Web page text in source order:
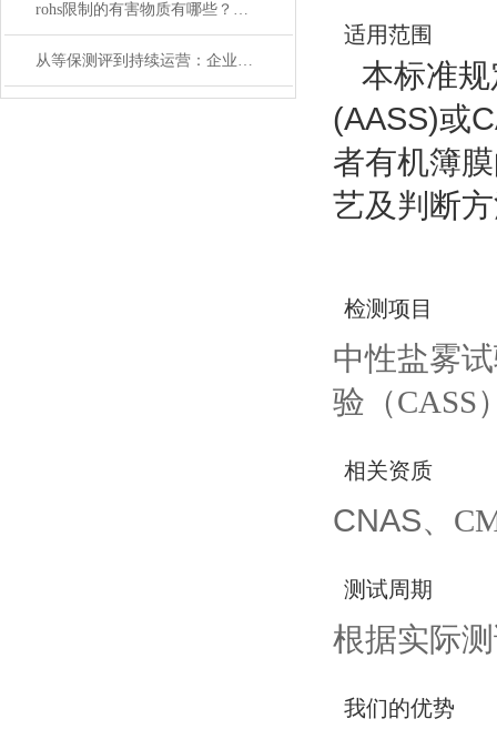
rohs限制的有害物质有哪些？欧盟RoHS/中国的国推RoHS
从等保测评到持续运营：企业网络安全防护的完整路径
适用范围
本标准
(AASS)或
者有机簿
艺及判断
检测项目
中性盐雾
验（CASS
相关资质
CNAS、
测试周期
根据实际
我们的优势